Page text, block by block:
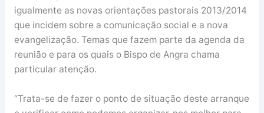
igualmente as novas orientações pastorais 2013/2014
que incidem sobre a comunicação social e a nova
evangelização. Temas que fazem parte da agenda da
reunião e para os quais o Bispo de Angra chama
particular atenção.
“Trata-se de fazer o ponto de situação deste arranque